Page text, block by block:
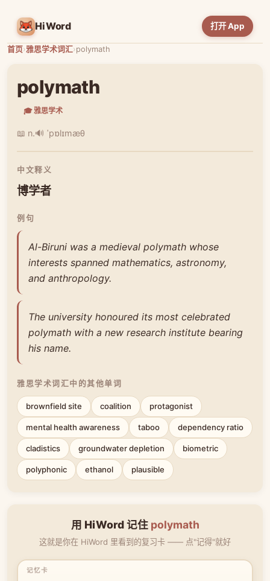
HiWord 打开 App
首页›雅思学术词汇›polymath
polymath
🎓 雅思学术
📖 n.🔊 ˈpɒlɪmæθ
中文释义
博学者
例句
Al-Biruni was a medieval polymath whose
interests spanned mathematics, astronomy,
and anthropology.
The university honoured its most celebrated
polymath with a new research institute bearing
his name.
雅思学术词汇中的其他单词
brownfield site coalition protagonist
mental health awareness taboo dependency ratio
cladistics groundwater depletion biometric
polyphonic ethanol plausible
用 HiWord 记住 polymath
这就是你在 HiWord 里看到的复习卡 —— 点"记得"就好